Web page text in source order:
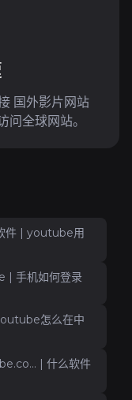
国外影片网站
全球网站。
件 | youtube用
| 手机如何登录
怎么在中
| 什么软件